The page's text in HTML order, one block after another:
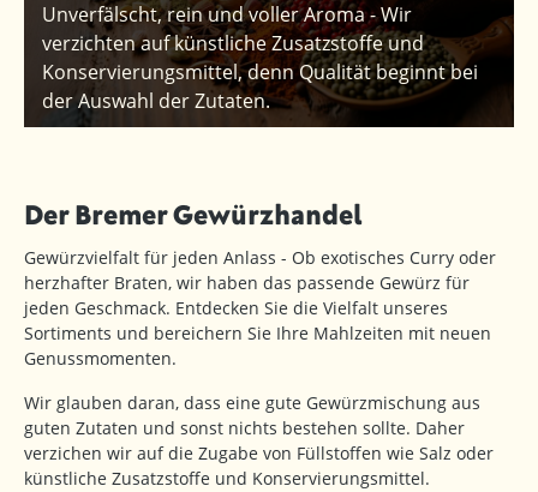
Unverfälscht, rein und voller Aroma - Wir
verzichten auf künstliche Zusatzstoffe und
Konservierungsmittel, denn Qualität beginnt bei
der Auswahl der Zutaten.
Der Bremer Gewürzhandel
Gewürzvielfalt für jeden Anlass - Ob exotisches Curry oder
herzhafter Braten, wir haben das passende Gewürz für
jeden Geschmack. Entdecken Sie die Vielfalt unseres
Sortiments und bereichern Sie Ihre Mahlzeiten mit neuen
Genussmomenten.
Wir glauben daran, dass eine gute Gewürzmischung aus
guten Zutaten und sonst nichts bestehen sollte. Daher
verzichen wir auf die Zugabe von Füllstoffen wie Salz oder
künstliche Zusatzstoffe und Konservierungsmittel.